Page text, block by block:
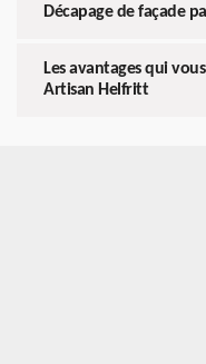
Décapage de façade
Les avantages qui
Artisan Helfritt